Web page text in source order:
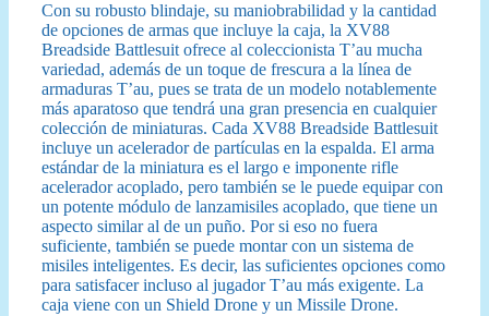
Con su robusto blindaje, su maniobrabilidad y la cantidad
de opciones de armas que incluye la caja, la XV88
Breadside Battlesuit ofrece al coleccionista T’au mucha
variedad, además de un toque de frescura a la línea de
armaduras T’au, pues se trata de un modelo notablemente
más aparatoso que tendrá una gran presencia en cualquier
colección de miniaturas. Cada XV88 Breadside Battlesuit
incluye un acelerador de partículas en la espalda. El arma
estándar de la miniatura es el largo e imponente rifle
acelerador acoplado, pero también se le puede equipar con
un potente módulo de lanzamisiles acoplado, que tiene un
aspecto similar al de un puño. Por si eso no fuera
suficiente, también se puede montar con un sistema de
misiles inteligentes. Es decir, las suficientes opciones como
para satisfacer incluso al jugador T’au más exigente. La
caja viene con un Shield Drone y un Missile Drone.